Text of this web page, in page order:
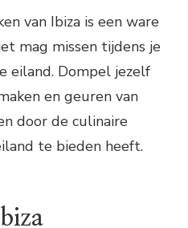
van Ibiza is een ware
mag missen tijdens je
eiland. Dompel jezelf
en geuren van
door de culinaire
te bieden heeft.